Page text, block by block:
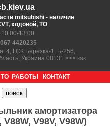
mitsubishi - наличие
ходовой, ТО
13:00
067 4420235
4, ГСК Березка-1, Б-256,
Украина 08131 >>> как
ТО РАБОТЫ КОНТАКТ
амортизатора
V98V, V98W)